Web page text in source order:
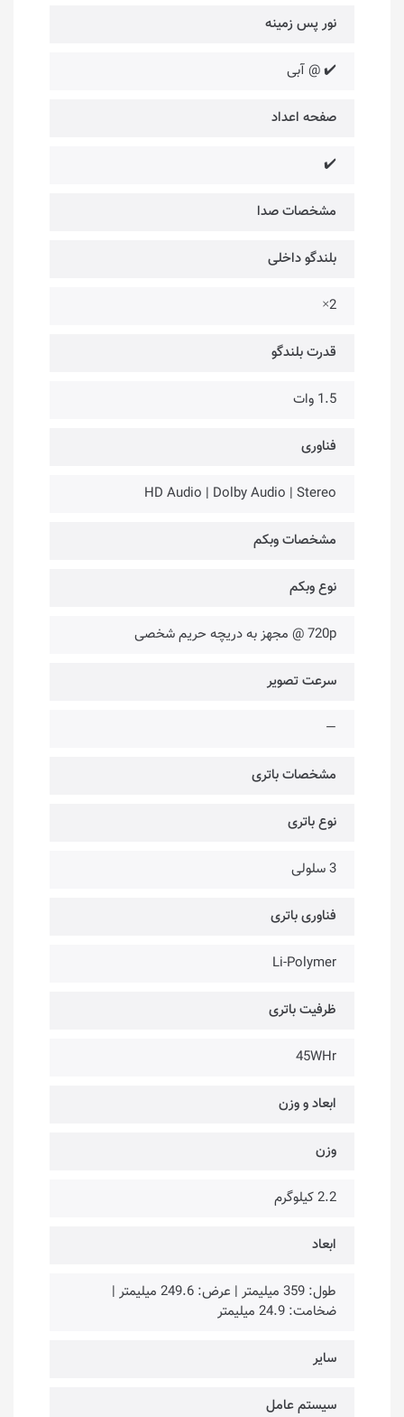
نور پس زمینه
✔️ @ آبی
صفحه اعداد
✔️
مشخصات صدا
بلندگو داخلی
2×
قدرت بلندگو
1.5 وات
فناوری‌
HD Audio | Dolby Audio | Stereo
مشخصات وبکم
نوع وبکم
720p @ مجهز به دریچه حریم شخصی
سرعت تصویر
—
مشخصات باتری
نوع باتری
3 سلولی
فناوری باتری
Li-Polymer
ظرفیت باتری
45WHr
ابعاد و وزن
وزن
2.2 کیلوگرم
ابعاد
طول: 359 میلیمتر | عرض: 249.6 میلیمتر |
ضخامت: 24.9 میلیمتر
سایر
سیستم عامل